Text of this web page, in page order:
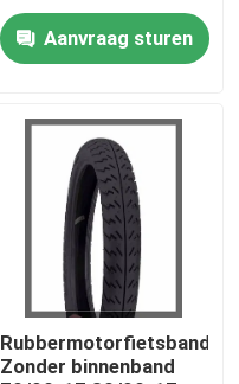
Aanvraag sturen
Rubbermotorfietsbanden
Zonder binnenband